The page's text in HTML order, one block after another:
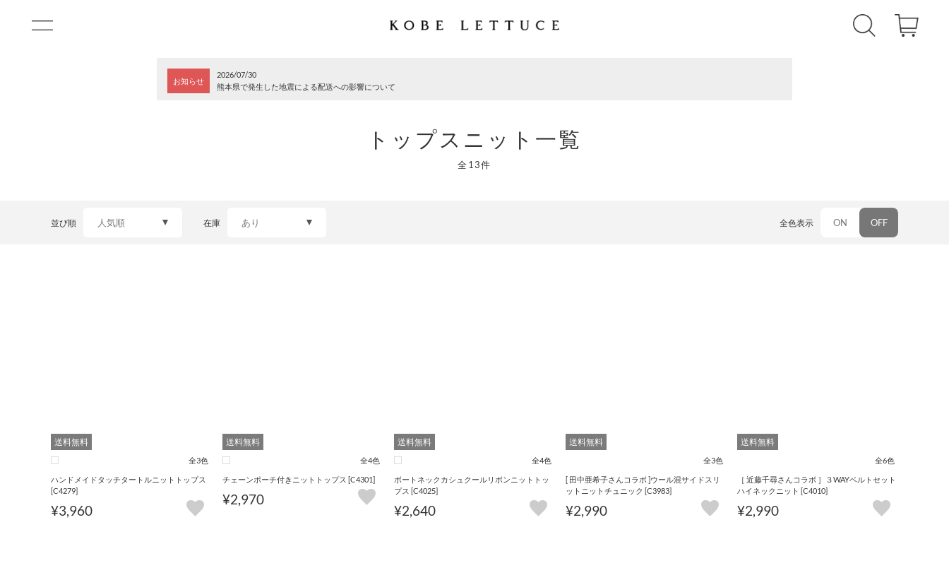
お知らせ
2026/07/30
熊本県で発生した地震による配送への影響について
トップスニット一覧
全13件
並び順 在庫 全色表示 ON OFF
送料無料
全3色
ハンドメイドタッチタートルニットトップス
[C4279]
¥3,960
送料無料
全4色
チェーンポーチ付きニットトップス [C4301]
¥2,970
送料無料
全4色
ボートネックカシュクールリボンニットトッ
プス [C4025]
¥2,640
送料無料
全3色
[ 田中亜希子さんコラボ ]ウール混サイドスリ
ットニットチュニック [C3983]
¥2,990
送料無料
全6色
［ 近藤千尋さんコラボ ］３WAYベルトセット
ハイネックニット [C4010]
¥2,990